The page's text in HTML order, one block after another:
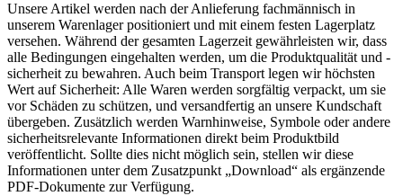
Unsere Artikel werden nach der Anlieferung fachmännisch in
unserem Warenlager positioniert und mit einem festen Lagerplatz
versehen. Während der gesamten Lagerzeit gewährleisten wir, dass
alle Bedingungen eingehalten werden, um die Produktqualität und -
sicherheit zu bewahren. Auch beim Transport legen wir höchsten
Wert auf Sicherheit: Alle Waren werden sorgfältig verpackt, um sie
vor Schäden zu schützen, und versandfertig an unsere Kundschaft
übergeben. Zusätzlich werden Warnhinweise, Symbole oder andere
sicherheitsrelevante Informationen direkt beim Produktbild
veröffentlicht. Sollte dies nicht möglich sein, stellen wir diese
Informationen unter dem Zusatzpunkt „Download“ als ergänzende
PDF-Dokumente zur Verfügung.